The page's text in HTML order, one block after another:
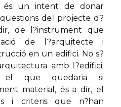
és un intent de donar
del projecte d?
de l?instrument que
de l?arquitecte i
en un edifici. No s?
amb l?edifici:
el que quedaria si
material, és a dir, el
i criteris que n?han